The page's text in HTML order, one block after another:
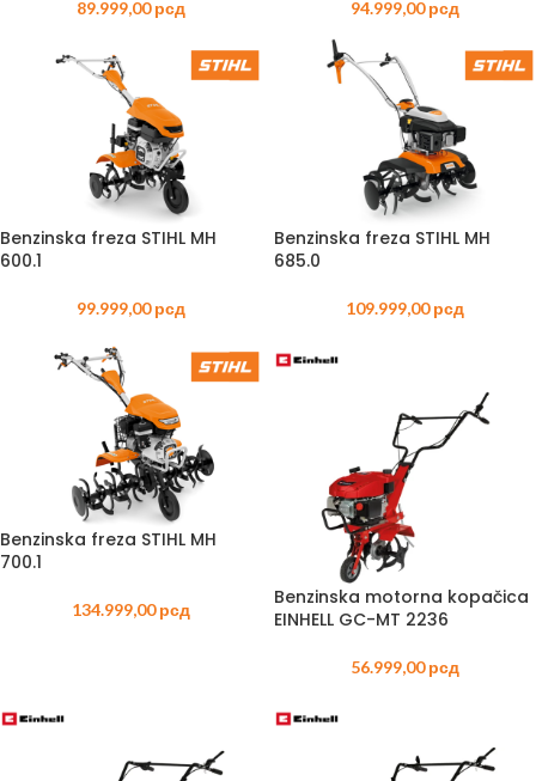
89.999,00рсд 94.999,00рсд
Benzinska freza STIHL MH
600.1
99.999,00рсд
Benzinska freza STIHL MH
685.0
109.999,00рсд
Benzinska freza STIHL MH
700.1
134.999,00рсд
Benzinska motorna kopačica
EINHELL GC-MT 2236
56.999,00рсд